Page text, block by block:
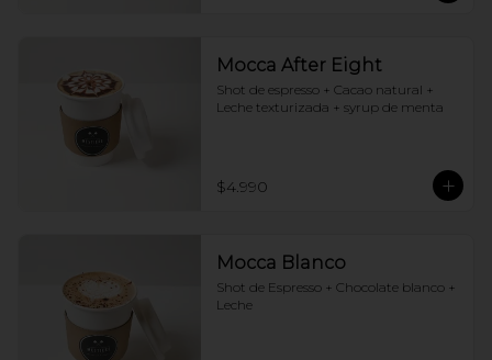
Mocca After Eight
Shot de espresso + Cacao natural +
Leche texturizada + syrup de menta
$4.990
Mocca Blanco
Shot de Espresso + Chocolate blanco +
Leche